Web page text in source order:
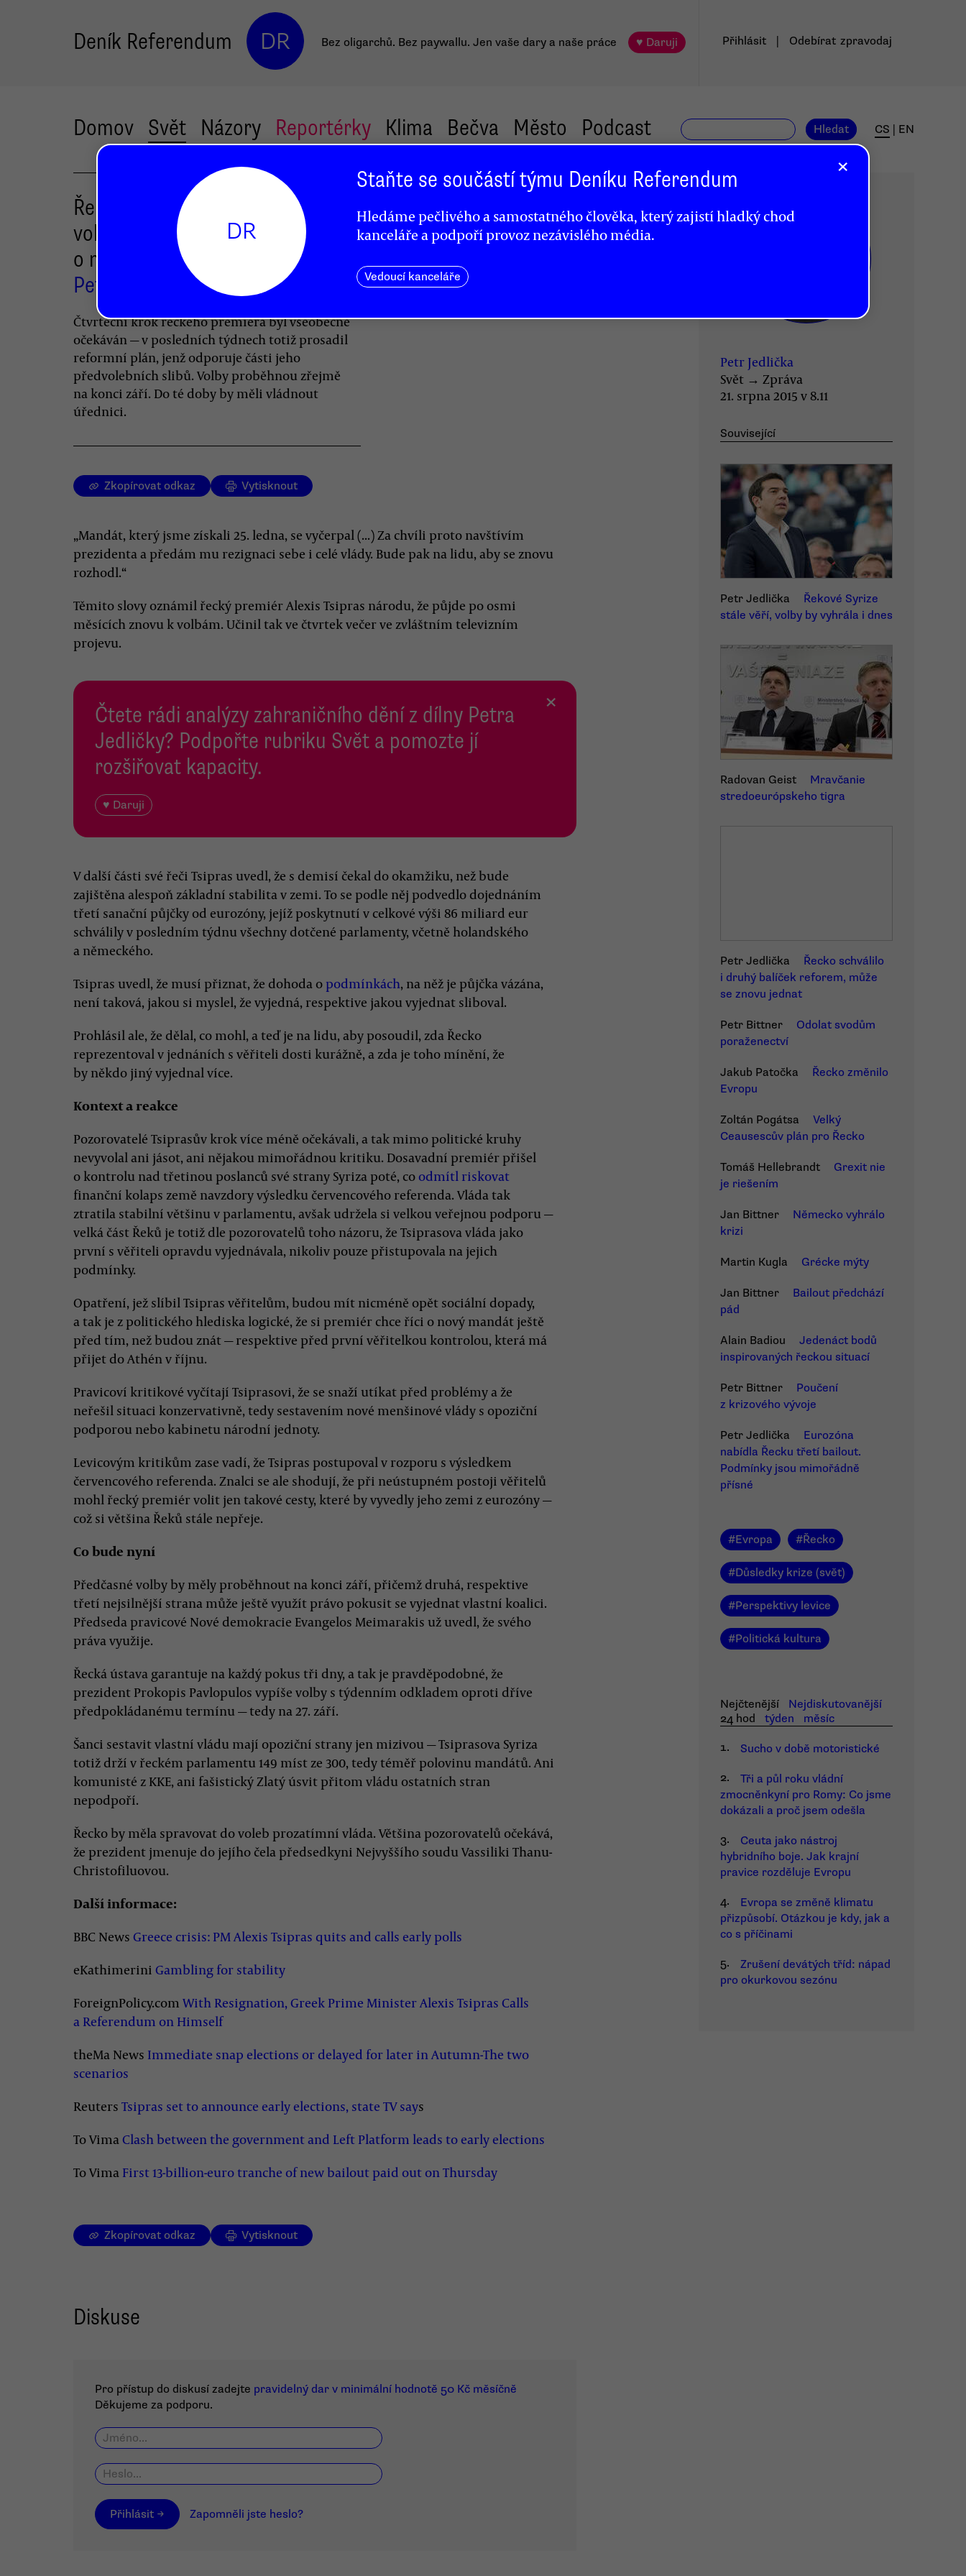
Deník Referendum DR Bez oligarchů. Bez paywallu. Jen vaše dary a naše práce ♥ Daruji Přihlásit Odebírat zpravodaj
Domov Svět Názory Reportérky Klima Bečva Město Podcast Hledat CS EN
Řekové půjdou k předčasným
volbám, Tsipras si řekl znovu
o mandát
Petr Jedlička
Čtvrteční krok řeckého premiéra byl všeobecně
očekáván — v posledních týdnech totiž prosadil
reformní plán, jenž odporuje části jeho
předvolebních slibů. Volby proběhnou zřejmě
na konci září. Do té doby by měli vládnout
úřednici.
Zkopírovat odkaz Vytisknout
„Mandát, který jsme získali 25. ledna, se vyčerpal (...) Za chvíli proto navštívím
prezidenta a předám mu rezignaci sebe i celé vlády. Bude pak na lidu, aby se znovu
rozhodl.“
Těmito slovy oznámil řecký premiér Alexis Tsipras národu, že půjde po osmi
měsících znovu k volbám. Učinil tak ve čtvrtek večer ve zvláštním televizním
projevu.
Čtete rádi analýzy zahraničního dění z dílny Petra
Jedličky? Podpořte rubriku Svět a pomozte jí
rozšiřovat kapacity.
♥ Daruji
×
V další části své řeči Tsipras uvedl, že s demisí čekal do okamžiku, než bude
zajištěna alespoň základní stabilita v zemi. To se podle něj podvedlo dojednáním
třetí sanační půjčky od eurozóny, jejíž poskytnutí v celkové výši 86 miliard eur
schválily v posledním týdnu všechny dotčené parlamenty, včetně holandského
a německého.
Tsipras uvedl, že musí přiznat, že dohoda o podmínkách, na něž je půjčka vázána,
není taková, jakou si myslel, že vyjedná, respektive jakou vyjednat sliboval.
Prohlásil ale, že dělal, co mohl, a teď je na lidu, aby posoudil, zda Řecko
reprezentoval v jednáních s věřiteli dosti kurážně, a zda je toho mínění, že
by někdo jiný vyjednal více.
Kontext a reakce
Pozorovatelé Tsiprasův krok více méně očekávali, a tak mimo politické kruhy
nevyvolal ani jásot, ani nějakou mimořádnou kritiku. Dosavadní premiér přišel
o kontrolu nad třetinou poslanců své strany Syriza poté, co odmítl riskovat
finanční kolaps země navzdory výsledku červencového referenda. Vláda tak
ztratila stabilní většinu v parlamentu, avšak udržela si velkou veřejnou podporu —
velká část Řeků je totiž dle pozorovatelů toho názoru, že Tsiprasova vláda jako
první s věřiteli opravdu vyjednávala, nikoliv pouze přistupovala na jejich
podmínky.
Opatření, jež slíbil Tsipras věřitelům, budou mít nicméně opět sociální dopady,
a tak je z politického hlediska logické, že si premiér chce říci o nový mandát ještě
před tím, než budou znát — respektive před první věřitelkou kontrolou, která má
přijet do Athén v říjnu.
Pravicoví kritikové vyčítají Tsiprasovi, že se snaží utíkat před problémy a že
neřešil situaci konzervativně, tedy sestavením nové menšinové vlády s opoziční
podporou nebo kabinetu národní jednoty.
Levicovým kritikům zase vadí, že Tsipras postupoval v rozporu s výsledkem
červencového referenda. Znalci se ale shodují, že při neústupném postoji věřitelů
mohl řecký premiér volit jen takové cesty, které by vyvedly jeho zemi z eurozóny —
což si většina Řeků stále nepřeje.
Co bude nyní
Předčasné volby by měly proběhnout na konci září, přičemž druhá, respektive
třetí nejsilnější strana může ještě využít právo pokusit se vyjednat vlastní koalici.
Předseda pravicové Nové demokracie Evangelos Meimarakis už uvedl, že svého
práva využije.
Řecká ústava garantuje na každý pokus tři dny, a tak je pravděpodobné, že
prezident Prokopis Pavlopulos vypíše volby s týdenním odkladem oproti dříve
předpokládanému termínu — tedy na 27. září.
Šanci sestavit vlastní vládu mají opoziční strany jen mizivou — Tsiprasova Syriza
totiž drží v řeckém parlamentu 149 míst ze 300, tedy téměř polovinu mandátů. Ani
komunisté z KKE, ani fašistický Zlatý úsvit přitom vládu ostatních stran
nepodpoří.
Řecko by měla spravovat do voleb prozatímní vláda. Většina pozorovatelů očekává,
že prezident jmenuje do jejího čela předsedkyni Nejvyššího soudu Vassiliki Thanu-
Christofiluovou.
Další informace:
BBC News Greece crisis: PM Alexis Tsipras quits and calls early polls
eKathimerini Gambling for stability
ForeignPolicy.com With Resignation, Greek Prime Minister Alexis Tsipras Calls
a Referendum on Himself
theMa News Immediate snap elections or delayed for later in Autumn-The two
scenarios
Reuters Tsipras set to announce early elections, state TV says
To VimaClash between the government and Left Platform leads to early elections
To Vima First 13-billion-euro tranche of new bailout paid out on Thursday
Petr Jedlička
Svět → Zpráva
21. srpna 2015 v 8.11
Související
Petr Jedlička
Řekové Syrize
stále věří, volby by vyhrála i dnes
Radovan Geist
Mravčanie
stredoeurópskeho tigra
Petr Jedlička
Řecko schválilo
i druhý balíček reforem, může
se znovu jednat
Petr Bittner
Odolat svodům
poraženectví
Jakub Patočka
Řecko změnilo
Evropu
Zoltán Pogátsa
Velký
Ceausescův plán pro Řecko
Tomáš Hellebrandt
Grexit nie
je riešením
Jan Bittner
Německo vyhrálo
krizi
Martin Kugla Grécke mýty
Jan Bittner
Bailout předchází
pád
Alain Badiou
Jedenáct bodů
inspirovaných řeckou situací
Petr Bittner
Poučení
z krizového vývoje
Petr Jedlička
Eurozóna
nabídla Řecku třetí bailout.
Podmínky jsou mimořádně
přísné
#Evropa #Řecko
#Důsledky krize (svět)
#Perspektivy levice
#Politická kultura
Nejčtenější
Nejdiskutovanější
24 hod
týden
měsíc
1.
Sucho v době motoristické
2.
Tři a půl roku vládní
zmocněnkyní pro Romy: Co jsme
dokázali a proč jsem odešla
3.
Ceuta jako nástroj
hybridního boje. Jak krajní
pravice rozděluje Evropu
4.
Evropa se změně klimatu
přizpůsobí. Otázkou je kdy, jak a
co s příčinami
5.
Zrušení devátých tříd: nápad
pro okurkovou sezónu
Zkopírovat odkaz Vytisknout
Diskuse
Pro přístup do diskusí zadejte pravidelný dar v minimální hodnotě 50 Kč měsíčně
Děkujeme za podporu.
Přihlásit → Zapomněli jste heslo?
×
DR
Staňte se součástí týmu Deníku Referendum
Hledáme pečlivého a samostatného člověka, který zajistí hladký chod
kanceláře a podpoří provoz nezávislého média.
Vedoucí kanceláře